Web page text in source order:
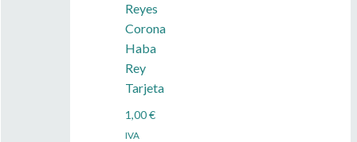
Reyes
Corona
Haba
Rey
Tarjeta
1,00€
IVA